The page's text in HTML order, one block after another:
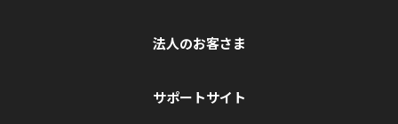
法人のお客さま
サポートサイト